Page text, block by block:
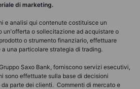
di marketing.
e analisi qui contenute costituisce un
un'offerta o sollecitazione ad acquistare o
o strumento finanziario, effettuare
una particolare strategia di trading.
Saxo Bank, forniscono servizi esecutivi,
sono effettuate sulla base di decisioni
parte dei clienti. Commenti di mercato e